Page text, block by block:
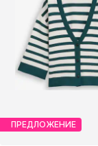
ПРЕДЛОЖЕНИЕ